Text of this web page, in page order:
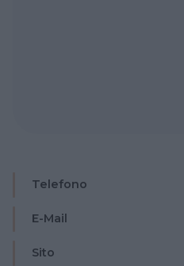
Telefono
E-Mail
Sito